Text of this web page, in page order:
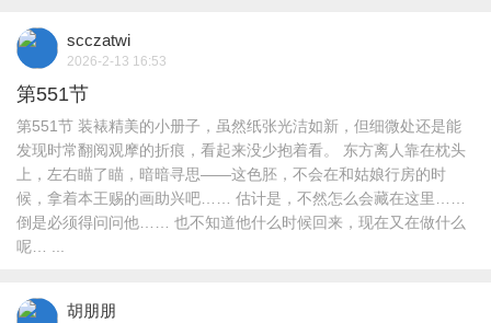
scczatwi
2026-2-13 16:53
第551节
第551节 装裱精美的小册子，虽然纸张光洁如新，但细微处还是能
发现时常翻阅观摩的折痕，看起来没少抱着看。 东方离人靠在枕头
上，左右瞄了瞄，暗暗寻思――这色胚，不会在和姑娘行房的时
候，拿着本王赐的画助兴吧…… 估计是，不然怎么会藏在这里……
倒是必须得问问他…… 也不知道他什么时候回来，现在又在做什么
呢… ...
胡朋朋